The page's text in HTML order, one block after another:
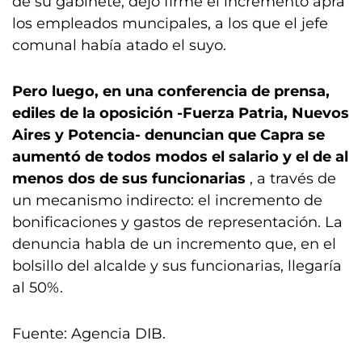
los empleados muncipales, a los que el jefe
comunal había atado el suyo.
Pero luego, en una conferencia de prensa,
ediles de la oposición -Fuerza Patria, Nuevos
Aires y Potencia- denuncian que Capra se
aumentó de todos modos el salario y el de al
menos dos de sus funcionarias , a través de
un mecanismo indirecto: el incremento de
bonificaciones y gastos de representación. La
denuncia habla de un incremento que, en el
bolsillo del alcalde y sus funcionarias, llegaría
al 50%.
Fuente: Agencia DIB.